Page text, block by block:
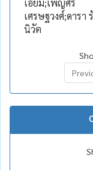
เศรษฐวงศ์;ดารา
นิวัต